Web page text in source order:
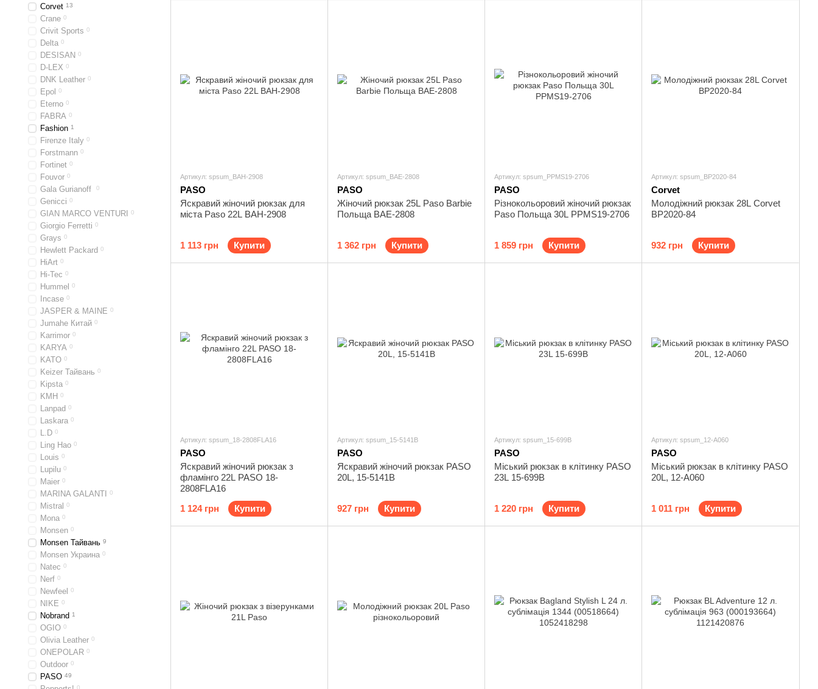
Артикул: spsum_BAH-2908
PASO
Яскравий жіночий рюкзак для
міста Paso 22L BAH-2908
1 113 грн Купити
Артикул: spsum_BAE-2808
PASO
Жіночий рюкзак 25L Paso Barbie
Польща BAE-2808
1 362 грн Купити
Артикул: spsum_PPMS19-2706
PASO
Різнокольоровий жіночий рюкзак
Paso Польща 30L PPMS19-2706
1 859 грн Купити
Артикул: spsum_BP2020-84
Corvet
Молодіжний рюкзак 28L Corvet
BP2020-84
932 грн Купити
Артикул: spsum_18-2808FLA16
PASO
Яскравий жіночий рюкзак з
фламінго 22L PASO 18-
2808FLA16
1 124 грн
Купити
Артикул: spsum_15-5141B
PASO
Яскравий жіночий рюкзак PASO
20L, 15-5141В
927 грн Купити
Артикул: spsum_15-699B
PASO
Міський рюкзак в клітинку PASO
23L 15-699B
1 220 грн Купити
Артикул: spsum_12-A060
PASO
Міський рюкзак в клітинку PASO
20L, 12-A060
1 011 грн Купити
Corvet 13
Crane 0
Crivit Sports 0
Delta 0
DESISAN 0
D-LEX 0
DNK Leather 0
Epol 0
Eterno 0
FABRA 0
Fashion 1
Firenze Italy 0
Forstmann 0
Fortinet 0
Fouvor 0
Gala Gurianoff 0
Genicci 0
GIAN MARCO VENTURI 0
Giorgio Ferretti 0
Grays 0
Hewlett Packard 0
HiArt 0
Hi-Tec 0
Hummel 0
Incase 0
JASPER & MAINE 0
Jumahe Китай 0
Karrimor 0
KARYA 0
KATO 0
Keizer Тайвань 0
Kipsta 0
KMH 0
Lanpad 0
Laskara 0
L.D 0
Ling Hao 0
Louis 0
Lupilu 0
Maier 0
MARINA GALANTI 0
Mistral 0
Mona 0
Monsen 0
Monsen Тайвань 9
Monsen Украина 0
Natec 0
Nerf 0
Newfeel 0
NIKE 0
Nobrand 1
OGIO 0
Olivia Leather 0
ONEPOLAR 0
Outdoor 0
PASO 49
0